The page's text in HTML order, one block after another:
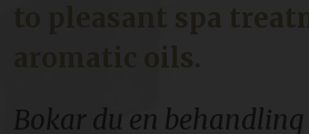
to pleasant spa
Bokar du en